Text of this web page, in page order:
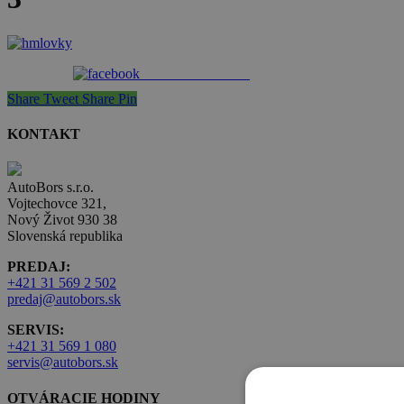
Share Tweet Share Pin
KONTAKT
AutoBors s.r.o.
Vojtechovce 321,
Nový Život 930 38
Slovenská republika
PREDAJ:
+421 31 569 2 502
predaj@autobors.sk
SERVIS:
+421 31 569 1 080
servis@autobors.sk
OTVÁRACIE HODINY